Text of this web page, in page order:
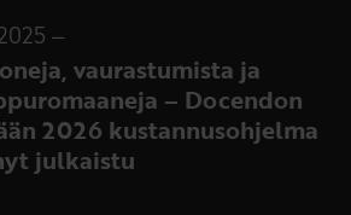
–
vaurastumista ja
– Docendon
2026 kustannusohjelma
julkaistu